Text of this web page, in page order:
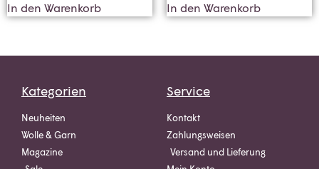
In den Warenkorb In den Warenkorb
Kategorien
Neuheiten
Wolle & Garn
Magazine
Service
Kontakt
Zahlungsweisen
Versand und Lieferung